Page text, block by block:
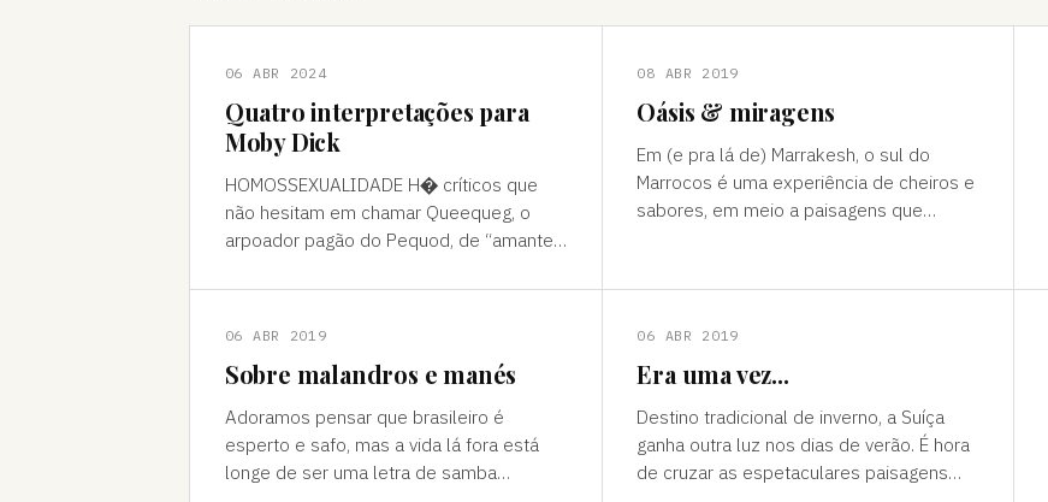
06 ABR 2024
Quatro interpretações para
Moby Dick
HOMOSSEXUALIDADE H� críticos que
não hesitam em chamar Queequeg, o
arpoador pagão do Pequod, de “amante”
pode ser contestada, mas é compreens
08 ABR 2019
Oásis & miragens
Em (e pra lá de) Marrakesh, o sul do
Marrocos é uma experiência de cheiros e
sabores, em meio a paisagens que
06 ABR 2019
Sobre malandros e manés
Adoramos pensar que brasileiro é
esperto e safo, mas a vida lá fora está
longe de ser uma letra de samba
06 ABR 2019
Era uma vez...
Destino tradicional de inverno, a Suíça
ganha outra luz nos dias de verão. É hora
de cruzar as espetaculares paisagens